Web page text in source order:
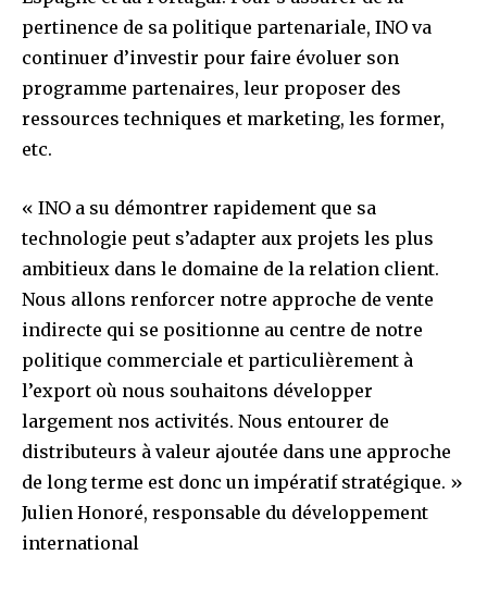
pertinence de sa politique partenariale, INO va
continuer d’investir pour faire évoluer son
programme partenaires, leur proposer des
ressources techniques et marketing, les former,
etc.
« INO a su démontrer rapidement que sa
technologie peut s’adapter aux projets les plus
ambitieux dans le domaine de la relation client.
Nous allons renforcer notre approche de vente
indirecte qui se positionne au centre de notre
politique commerciale et particulièrement à
l’export où nous souhaitons développer
largement nos activités. Nous entourer de
distributeurs à valeur ajoutée dans une approche
de long terme est donc un impératif stratégique. »
Julien Honoré, responsable du développement
international